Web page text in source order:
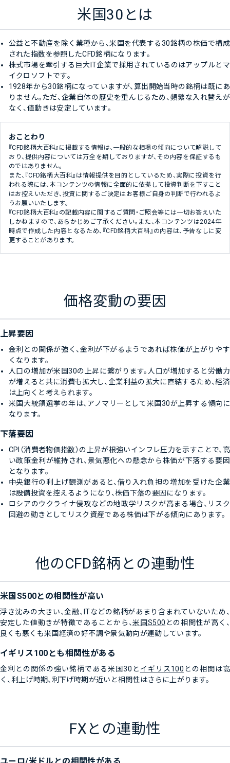
米国30とは
公益と不動産を除く業種から、米国を代表する30銘柄の株価で構成
された指数を参照したCFD銘柄になります。
株式市場を牽引する巨大IT企業で採用されているのはアップルとマ
イクロソフトです。
1928年から30銘柄になっていますが、算出開始当時の銘柄は既にあ
りません。ただ、企業自体の歴史を重んじるため、頻繁な入れ替えが
なく、値動きは安定しています。
おことわり
『CFD銘柄大百科』に掲載する情報は、一般的な相場の傾向について解説して
おり、提供内容については万全を期しておりますが、その内容を保証するも
のではありません。
また、『CFD銘柄大百科』は情報提供を目的としているため、実際に投資を行
われる際には、本コンテンツの情報に全面的に依拠して投資判断を下すこと
はお控えいただき、投資に関するご決定はお客様ご自身の判断で行われるよ
うお願いいたします。
『CFD銘柄大百科』の記載内容に関するご質問・ご照会等には一切お答えいた
しかねますので、あらかじめご了承ください。また、本コンテンツは2024年
時点で作成した内容となるため、『CFD銘柄大百科』の内容は、予告なしに変
更することがあります。
価格変動の要因
上昇要因
金利との関係が強く、金利が下がるようであれば株価が上がりやす
くなります。
人口の増加が米国30の上昇に繋がります。人口が増加すると労働力
が増えると共に消費も拡大し、企業利益の拡大に直結するため、経済
は上向くと考えられます。
米国大統領選挙の年は、アノマリーとして米国30が上昇する傾向に
なります。
下落要因
CPI（消費者物価指数）の上昇が根強いインフレ圧力を示すことで、高
い政策金利が維持され、景気悪化への懸念から株価が下落する要因
となります。
中央銀行の利上げ観測があると、借り入れ負担の増加を受けた企業
は設備投資を控えるようになり、株価下落の要因になります。
ロシアのウクライナ侵攻などの地政学リスクが高まる場合、リスク
回避の動きとしてリスク資産である株価は下がる傾向にあります。
他のCFD銘柄との連動性
米国S500との相関性が高い
浮き沈みの大きい、金融、ITなどの銘柄があまり含まれていないため、
安定した値動きが特徴であることから、米国S500 との相関性が高く、
良くも悪くも米国経済の好不調や景気動向が連動しています。
イギリス100とも相関性がある
金利との関係の強い銘柄である米国30と イギリス100 との相関は高
く、利上げ時期、利下げ時期が近いと相関性はさらに上がります。
FXとの連動性
ユーロ/米ドルとの相関性がある